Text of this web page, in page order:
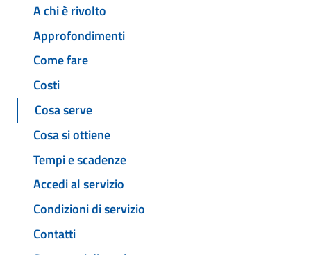
A chi è rivolto
Approfondimenti
Come fare
Costi
Cosa serve
Cosa si ottiene
Tempi e scadenze
Accedi al servizio
Condizioni di servizio
Contatti